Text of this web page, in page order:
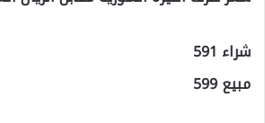
شراء 591
مبيع 599